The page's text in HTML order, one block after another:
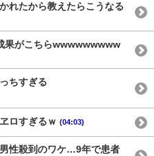
れたから教えたらこうなる
果がこちらwwwwwwwww
ちすぎる
ロすぎるｗ (04:03)
性殺到のワケ…9年で患者